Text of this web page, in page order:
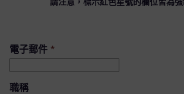
請注意，標示紅色星號的欄位皆為強
電子郵件 *
職稱